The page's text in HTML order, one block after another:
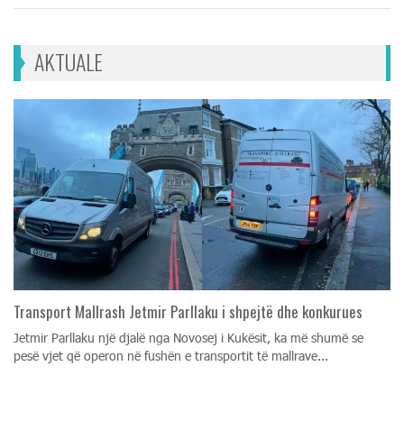
AKTUALE
Transport Mallrash Jetmir Parllaku i shpejtë dhe konkurues
Jetmir Parllaku një djalë nga Novosej i Kukësit, ka më shumë se
pesë vjet që operon në fushën e transportit të mallrave...